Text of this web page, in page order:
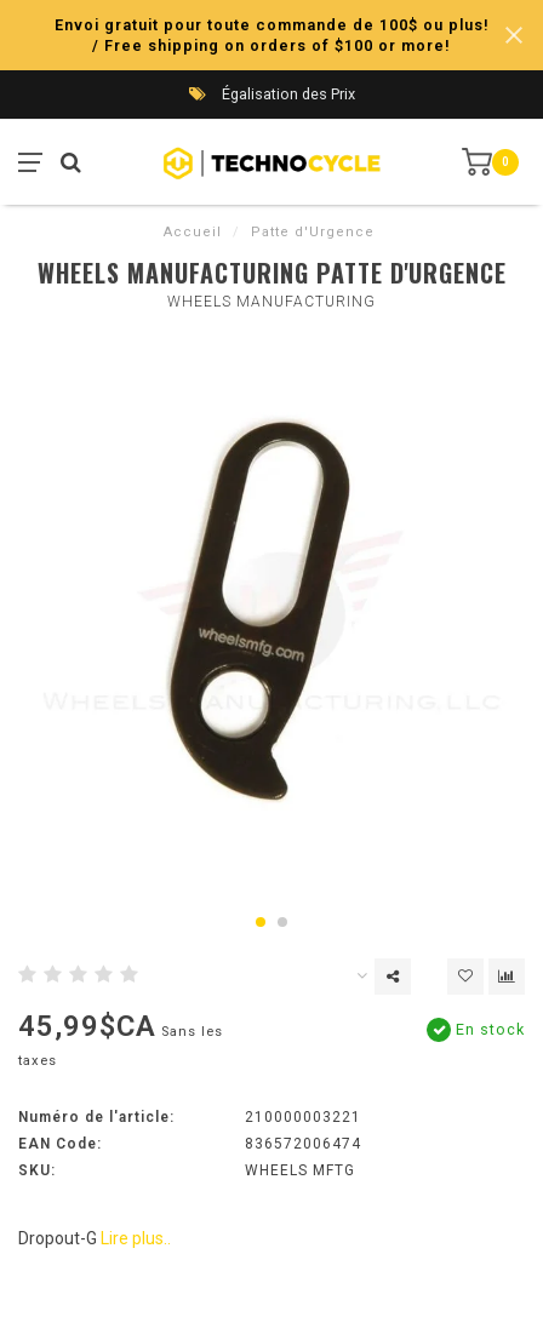
Envoi gratuit pour toute commande de 100$ ou plus!
/ Free shipping on orders of $100 or more!
Égalisation des Prix
0
Accueil / Patte d'Urgence
WHEELS MANUFACTURING PATTE D'URGENCE
WHEELS MANUFACTURING
45,99$CA Sans les
taxes
En stock
Numéro de l'article:
210000003221
EAN Code:
836572006474
SKU:
WHEELS MFTG
Dropout-G Lire plus..